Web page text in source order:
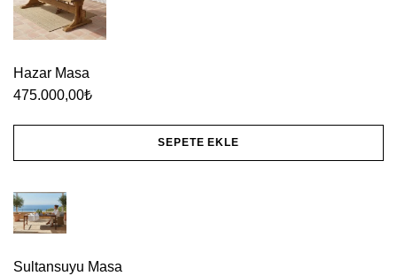
seçilebilir
Hazar Masa
475.000,00₺
SEPETE EKLE
Sultansuyu Masa